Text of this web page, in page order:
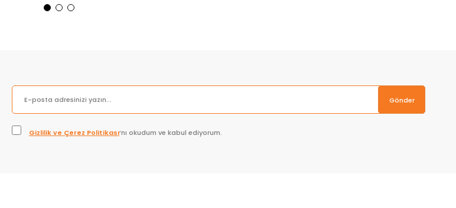
Gönder
Gizlilik ve Çerez Politikası’nı okudum ve kabul ediyorum.